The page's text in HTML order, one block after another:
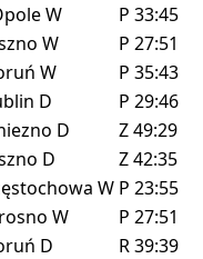
W P 33:45
W P 27:51
W P 35:43
D P 29:46
D Z49:29
D Z42:35
W P 23:55
W P 27:51
D R39:39